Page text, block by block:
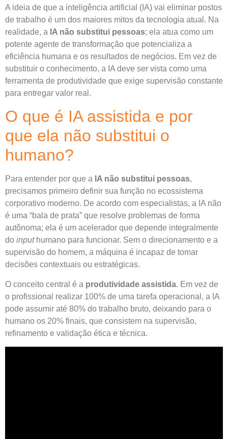
A ideia de que a inteligência artificial (IA) vai eliminar postos
de trabalho é um dos maiores mitos da tecnologia atual. Na
realidade, a IA não substitui pessoas; ela atua como um
potente agente de transformação que potencializa a
eficiência humana e os resultados de negócios. Em vez de
substituir o conhecimento, a IA deve ser vista como uma
ferramenta de produtividade que exige supervisão constante
para entregar valor real.
O que é IA assistida e por
que ela não substitui o
humano?
Para entender por que a IA não substitui pessoas,
precisamos primeiro definir sua função no ecossistema
corporativo moderno. De acordo com especialistas, a IA não
é uma “bala de prata” que resolve problemas de forma
autônoma; ela é um acelerador que depende integralmente
do inputhumano para funcionar. Sem o direcionamento e a
supervisão do homem, a máquina é incapaz de tomar
decisões contextuais ou estratégicas.
O conceito central é a produtividade assistida. Em vez de
o profissional realizar 100% de uma tarefa operacional, a IA
pode assumir até 80% do trabalho bruto, deixando para o
humano os 20% finais, que consistem na supervisão,
refinamento e validação ética e técnica.